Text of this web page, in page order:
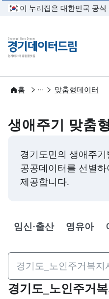
이 누리집은 대한민국 공
경기데이터드림
홈
개방 맞춤형데이터
생애주기 맞춤
경기도민의 생애주
공공데이터를 선별
제공합니다.
임신·출산 영유아
경기도_노인주거